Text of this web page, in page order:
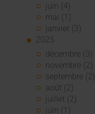
juin (4)
mai (1)
janvier (3)
2025
décembre (3)
novembre (2)
septembre (2)
août (2)
juillet (2)
juin (1)